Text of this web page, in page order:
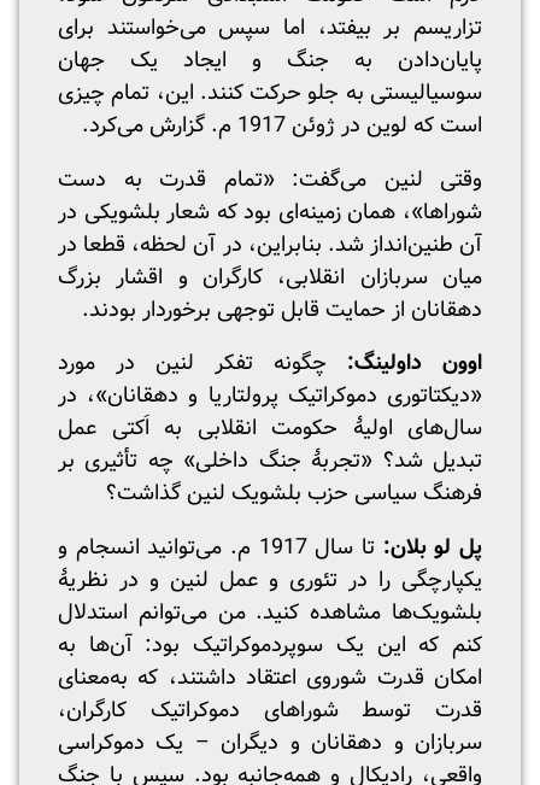
تزاریسم بر بیفتد، اما سپس می‌خواستند برای
پایان‌دادن به جنگ و ایجاد یک جهان
سوسیالیستی به جلو حرکت کنند. این، تمام چیزی
است که لوین در ژوئن 1917 م. گزارش می‌کرد.
وقتی لنین می‌گفت: «تمام قدرت به دست
شوراها»، همان زمینه‌ای بود که شعار بلشویکی در
آن طنین‌انداز شد. بنابراین، در آن لحظه، قطعا در
میان سربازان انقلابی، کارگران و اقشار بزرگ
دهقانان از حمایت قابل توجهی برخوردار بودند.
اوون داولینگ: چگونه تفکر لنین در مورد
«دیکتاتوری دموکراتیک پرولتاریا و دهقانان»، در
سال‌های اولیۀ حکومت انقلابی به اَکتی عمل
تبدیل شد؟ «تجربۀ جنگ داخلی» چه تأثیری بر
فرهنگ سیاسی حزب بلشویک لنین گذاشت؟
پل لو بلان:
تا سال 1917 م. می‌توانید انسجام و
یکپارچگی را در تئوری و عمل لنین و در نظریۀ
بلشویک‌ها مشاهده کنید. من می‌توانم استدلال
کنم که این یک سوپردموکراتیک بود: آن‌ها به
امکان قدرت شوروی اعتقاد داشتند، که به‌معنای
قدرت توسط شوراهای دموکراتیک کارگران،
سربازان و دهقانان و دیگران – یک دموکراسی
واقعی، رادیکال و همه‌جانبه بود. سپس با جنگ